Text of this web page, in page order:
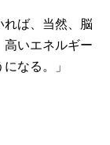
れば、当然、脳
高いエネルギー
なる。」